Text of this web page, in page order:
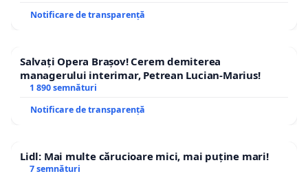
Notificare de transparență
Salvați Opera Brașov! Cerem demiterea
managerului interimar, Petrean Lucian-Marius!
1 890 semnături
Notificare de transparență
Lidl: Mai multe cărucioare mici, mai puține mari!
7 semnături